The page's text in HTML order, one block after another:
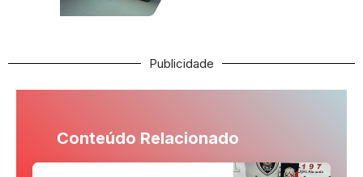
Publicidade
Conteúdo Relacionado